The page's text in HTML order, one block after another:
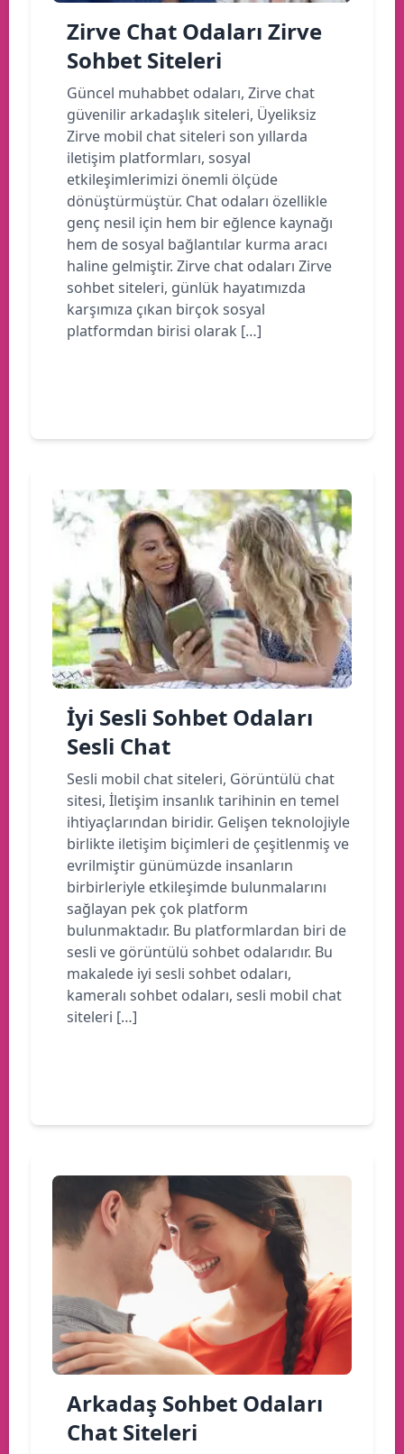
Zirve Chat Odaları Zirve
Sohbet Siteleri
Güncel muhabbet odaları, Zirve chat
güvenilir arkadaşlık siteleri, Üyeliksiz
Zirve mobil chat siteleri son yıllarda
iletişim platformları, sosyal
etkileşimlerimizi önemli ölçüde
dönüştürmüştür. Chat odaları özellikle
genç nesil için hem bir eğlence kaynağı
hem de sosyal bağlantılar kurma aracı
haline gelmiştir. Zirve chat odaları Zirve
sohbet siteleri, günlük hayatımızda
karşımıza çıkan birçok sosyal
platformdan birisi olarak […]
İyi Sesli Sohbet Odaları
Sesli Chat
Sesli mobil chat siteleri, Görüntülü chat
sitesi, İletişim insanlık tarihinin en temel
ihtiyaçlarından biridir. Gelişen teknolojiyle
birlikte iletişim biçimleri de çeşitlenmiş ve
evrilmiştir günümüzde insanların
birbirleriyle etkileşimde bulunmalarını
sağlayan pek çok platform
bulunmaktadır. Bu platformlardan biri de
sesli ve görüntülü sohbet odalarıdır. Bu
makalede iyi sesli sohbet odaları,
kameralı sohbet odaları, sesli mobil chat
siteleri […]
Arkadaş Sohbet Odaları
Chat Siteleri